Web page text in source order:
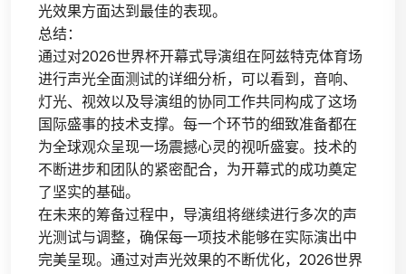
光效果方面达到最佳的表现。
总结：
通过对2026世界杯开幕式导演组在阿兹特克体育场
进行声光全面测试的详细分析，可以看到，音响、
灯光、视效以及导演组的协同工作共同构成了这场
国际盛事的技术支撑。每一个环节的细致准备都在
为全球观众呈现一场震撼心灵的视听盛宴。技术的
不断进步和团队的紧密配合，为开幕式的成功奠定
了坚实的基础。
在未来的筹备过程中，导演组将继续进行多次的声
光测试与调整，确保每一项技术能够在实际演出中
完美呈现。通过对声光效果的不断优化，2026世界